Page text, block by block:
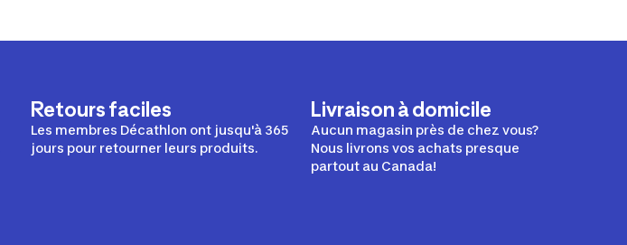
Retours faciles
Les membres Décathlon ont jusqu'à 365
jours pour retourner leurs produits.
Livraison à domicile
Aucun magasin près de chez vous?
Nous livrons vos achats presque
partout au Canada!